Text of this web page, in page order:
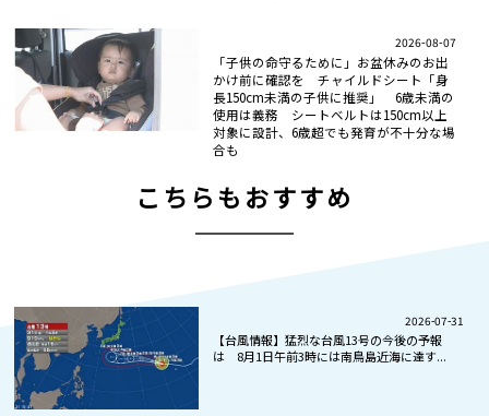
2026-08-07
「子供の命守るために」お盆休みのお出
かけ前に確認を チャイルドシート「身
長150cm未満の子供に推奨」 6歳未満の
使用は義務 シートベルトは150cm以上
対象に設計、6歳超でも発育が不十分な場
合も
こちらもおすすめ
2026-07-31
【台風情報】猛烈な台風13号の今後の予報
は 8月1日午前3時には南鳥島近海に達す...